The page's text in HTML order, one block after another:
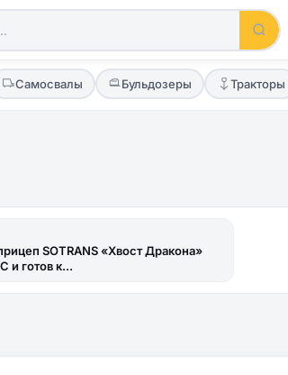
Самосвалы Бульдозеры Тракторы
SOTRANS «Хвост Дракона»
и готов к...